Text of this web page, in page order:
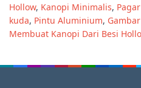
Hollow, Kanopi Minimalis,
kuda, Pintu Aluminium,
Membuat Kanopi Dari Besi